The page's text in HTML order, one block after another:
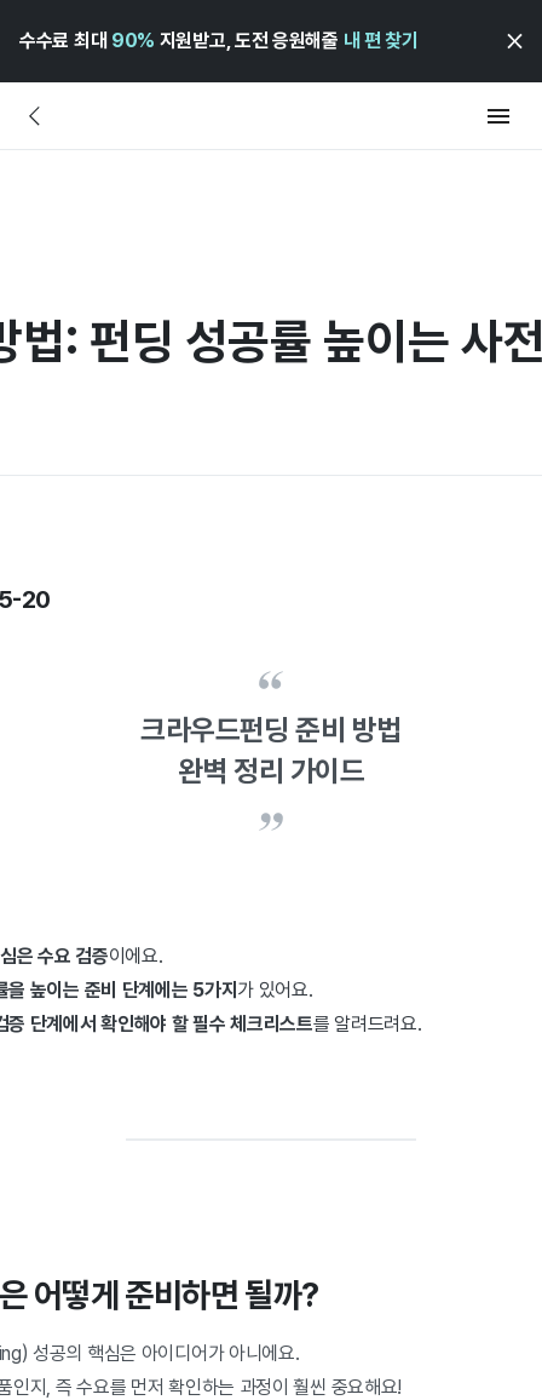
수수료 최대 90% 지원받고, 도전 응원해줄 내 편 찾기
법: 펀딩 성공률 높이는 사
20
크라우드펀딩 준비 방법
완벽 정리 가이드
은 수요 검증이에요.
을 높이는 준비 단계에는 5가지 가 있어요.
증 단계에서 확인해야 할 필수 체크리스트를 알려드려요.
어떻게 준비하면 될까?
성공의 핵심은 아이디어가 아니에요.
인지, 즉 수요를 먼저 확인하는 과정이 훨씬 중요해요!